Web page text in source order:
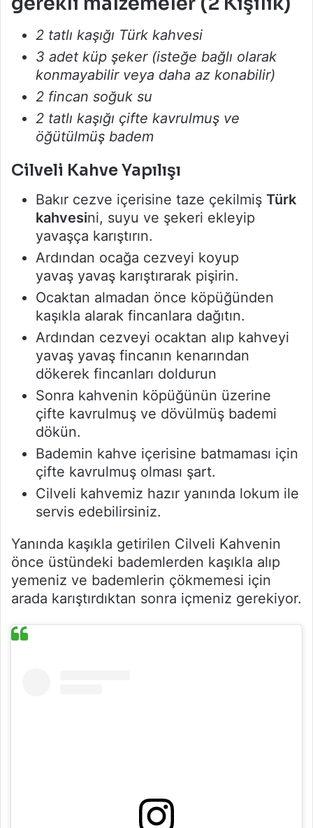
2 tatlı kaşığı Türk kahvesi
3 adet küp şeker (isteğe bağlı olarak
konmayabilir veya daha az konabilir)
2 fincan soğuk su
2 tatlı kaşığı çifte kavrulmuş ve
öğütülmüş badem
Cilveli Kahve Yapılışı
Bakır cezve içerisine taze çekilmiş Türk
kahvesini, suyu ve şekeri ekleyip
yavaşça karıştırın.
Ardından ocağa cezveyi koyup
yavaş yavaş karıştırarak pişirin.
Ocaktan almadan önce köpüğünden
kaşıkla alarak fincanlara dağıtın.
Ardından cezveyi ocaktan alıp kahveyi
yavaş yavaş fincanın kenarından
dökerek fincanları doldurun
Sonra kahvenin köpüğünün üzerine
çifte kavrulmuş ve dövülmüş bademi
dökün.
Bademin kahve içerisine batmaması için
çifte kavrulmuş olması şart.
Cilveli kahvemiz hazır yanında lokum ile
servis edebilirsiniz.
Yanında kaşıkla getirilen Cilveli Kahvenin
önce üstündeki bademlerden kaşıkla alıp
yemeniz ve bademlerin çökmemesi için
arada karıştırdıktan sonra içmeniz gerekiyor.